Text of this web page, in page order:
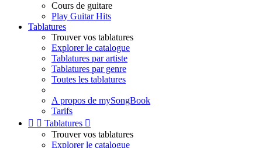
Cours de guitare
Play Guitar Hits
Tablatures
Trouver vos tablatures
Explorer le catalogue
Tablatures par artiste
Tablatures par genre
Toutes les tablatures
A propos de mySongBook
Tarifs
  Tablatures 
Trouver vos tablatures
Explorer le catalogue